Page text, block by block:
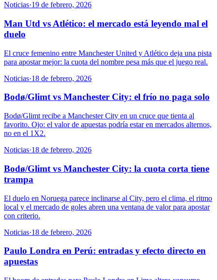
Noticias·19 de febrero, 2026
Man Utd vs Atlético: el mercado está leyendo mal el
duelo
El cruce femenino entre Manchester United y Atlético deja una pista
para apostar mejor: la cuota del nombre pesa más que el juego real.
Noticias·18 de febrero, 2026
Bodø/Glimt vs Manchester City: el frío no paga solo
Bodø/Glimt recibe a Manchester City en un cruce que tienta al
favorito. Ojo: el valor de apuestas podría estar en mercados alternos,
no en el 1X2.
Noticias·18 de febrero, 2026
Bodø/Glimt vs Manchester City: la cuota corta tiene
trampa
El duelo en Noruega parece inclinarse al City, pero el clima, el ritmo
local y el mercado de goles abren una ventana de valor para apostar
con criterio.
Noticias·18 de febrero, 2026
Paulo Londra en Perú: entradas y efecto directo en
apuestas